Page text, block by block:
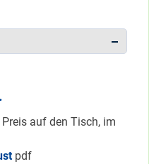
auf den Tisch, im
pdf